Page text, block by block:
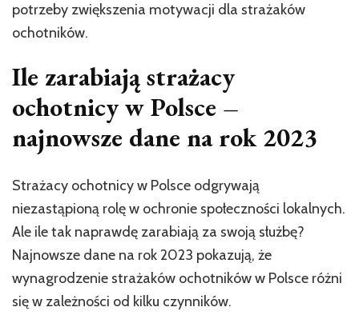
potrzeby zwiększenia motywacji dla strażaków
ochotników.
Ile zarabiają strażacy
ochotnicy w Polsce –
najnowsze dane na rok 2023
Strażacy ochotnicy w Polsce odgrywają
niezastąpioną rolę w ochronie społeczności lokalnych.
Ale ile tak naprawdę zarabiają za swoją służbę?
Najnowsze dane na rok 2023 pokazują, że
wynagrodzenie strażaków ochotników w Polsce różni
się w zależności od kilku czynników.